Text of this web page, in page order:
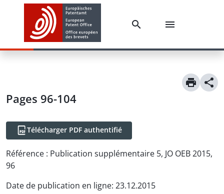
Pages 96-104
Télécharger PDF authentifié
Référence : Publication supplémentaire 5, JO OEB 2015,
96
Date de publication en ligne: 23.12.2015